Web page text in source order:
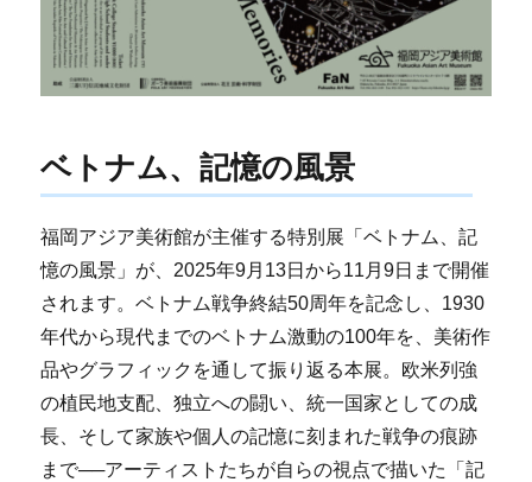
ベトナム、記憶の風景
福岡アジア美術館が主催する特別展「ベトナム、記
憶の風景」が、2025年9月13日から11月9日まで開催
されます。ベトナム戦争終結50周年を記念し、1930
年代から現代までのベトナム激動の100年を、美術作
品やグラフィックを通して振り返る本展。欧米列強
の植民地支配、独立への闘い、統一国家としての成
長、そして家族や個人の記憶に刻まれた戦争の痕跡
まで──アーティストたちが自らの視点で描いた「記